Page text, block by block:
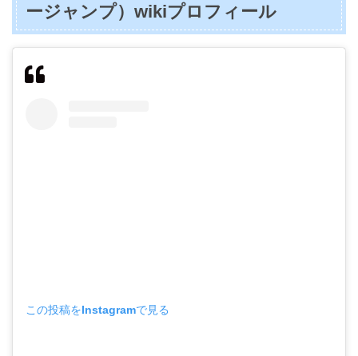
ージャンプ）wikiプロフィール
この投稿をInstagramで見る